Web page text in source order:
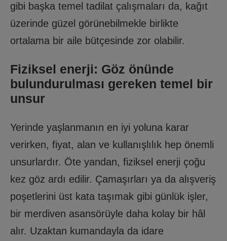
gibi başka temel tadilat çalışmaları da, kağıt
üzerinde güzel görünebilmekle birlikte
ortalama bir aile bütçesinde zor olabilir.
Fiziksel enerji: Göz önünde
bulundurulması gereken temel bir
unsur
Yerinde yaşlanmanın en iyi yoluna karar
verirken, fiyat, alan ve kullanışlılık hep önemli
unsurlardır. Öte yandan, fiziksel enerji çoğu
kez göz ardı edilir. Çamaşırları ya da alışveriş
poşetlerini üst kata taşımak gibi günlük işler,
bir merdiven asansörüyle daha kolay bir hâl
alır. Uzaktan kumandayla da idare